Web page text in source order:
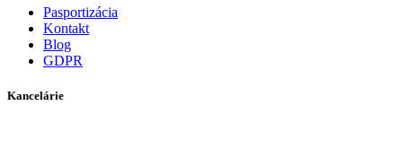
Pasportizácia
Kontakt
Blog
GDPR
Kancelárie